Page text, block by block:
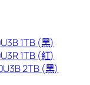
1TB (黑)
1TB (紅)
2TB (黑)